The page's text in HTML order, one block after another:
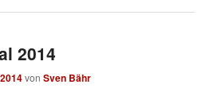
2014
vonSven Bähr